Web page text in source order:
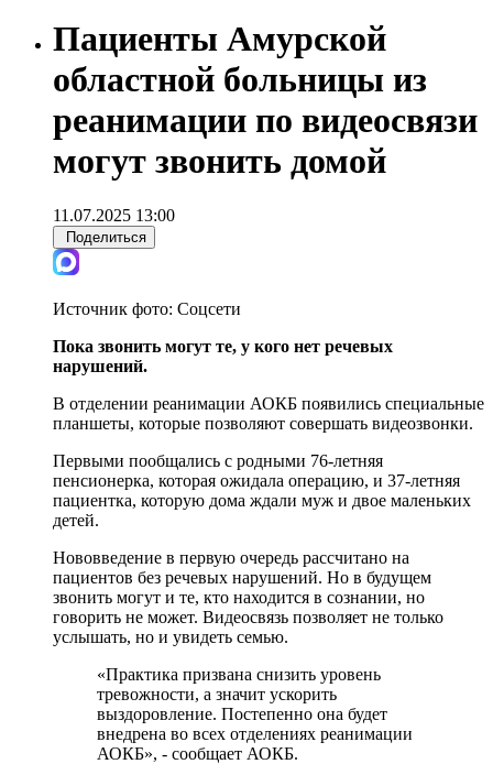
Пациенты Амурской
областной больницы из
реанимации по видеосвязи
могут звонить домой
11.07.2025 13:00
Поделиться
Источник фото: Соцсети
Пока звонить могут те, у кого нет речевых
нарушений.
В отделении реанимации АОКБ появились специальные
планшеты, которые позволяют совершать видеозвонки.
Первыми пообщались с родными 76-летняя
пенсионерка, которая ожидала операцию, и 37-летняя
пациентка, которую дома ждали муж и двое маленьких
детей.
Нововведение в первую очередь рассчитано на
пациентов без речевых нарушений. Но в будущем
звонить могут и те, кто находится в сознании, но
говорить не может. Видеосвязь позволяет не только
услышать, но и увидеть семью.
«Практика призвана снизить уровень
тревожности, а значит ускорить
выздоровление. Постепенно она будет
внедрена во всех отделениях реанимации
АОКБ», - сообщает АОКБ.